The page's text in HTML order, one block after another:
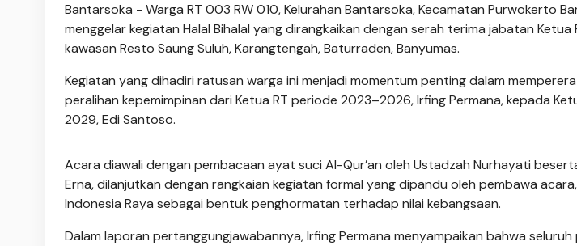
Bantarsoka - Warga RT 003 RW 010, Kelurahan Bantarsoka, Kecamatan Purwokerto
menggelar kegiatan Halal Bihalal yang dirangkaikan dengan serah terima jabatan
kawasan Resto Saung Suluh, Karangtengah, Baturraden, Banyumas.
Kegiatan yang dihadiri ratusan warga ini menjadi momentum penting dalam
peralihan kepemimpinan dari Ketua RT periode 2023–2026, Irfing Permana, kepada
2029, Edi Santoso.
Acara diawali dengan pembacaan ayat suci Al-Qur’an oleh Ustadzah Nurhayati
Erna, dilanjutkan dengan rangkaian kegiatan formal yang dipandu oleh pembawa
Indonesia Raya sebagai bentuk penghormatan terhadap nilai kebangsaan.
Dalam laporan pertanggungjawabannya, Irfing Permana menyampaikan bahwa seluruh